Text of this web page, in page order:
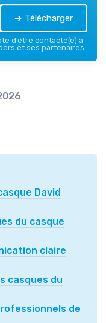
➔ Télécharger
d’être contacté(e) à
et ses partenaires.
David
du casque
claire
casques du
de